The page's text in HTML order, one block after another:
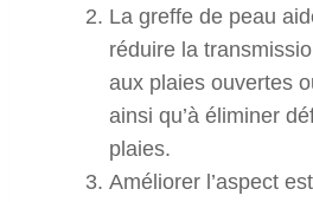
La greffe de peau
réduire la
aux plaies ouvertes
ainsi qu’à éliminer
plaies.
Améliorer l’aspect